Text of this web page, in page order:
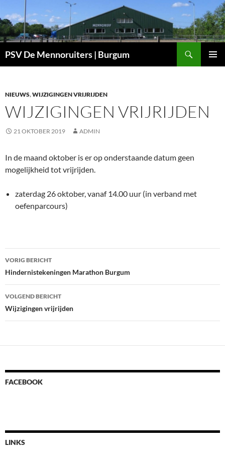
naar
de
inhoud
PSV De Mennoruiters | Burgum
NIEUWS,WIJZIGINGEN VRIJRIJDEN
WIJZIGINGEN VRIJRIJDEN
21 OKTOBER 2019 ADMIN
In de maand oktober is er op onderstaande datum geen
mogelijkheid tot vrijrijden.
zaterdag 26 oktober, vanaf 14.00 uur (in verband met
oefenparcours)
Bericht
navigatie
VORIG BERICHT
Hindernistekeningen Marathon Burgum
VOLGEND BERICHT
Wijzigingen vrijrijden
FACEBOOK
LINKS